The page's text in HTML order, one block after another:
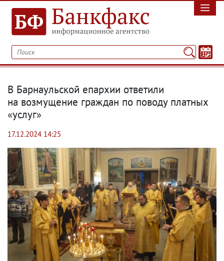
В Барнаульской епархии ответили
на возмущение граждан по поводу платных
«услуг»
17.12.2024 14:25